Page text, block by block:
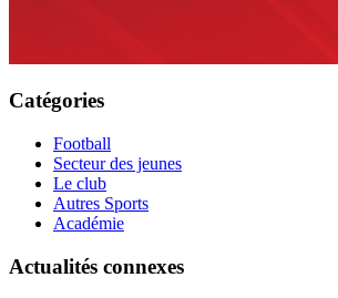
Catégories
Football
Secteur des jeunes
Le club
Autres Sports
Académie
Actualités connexes